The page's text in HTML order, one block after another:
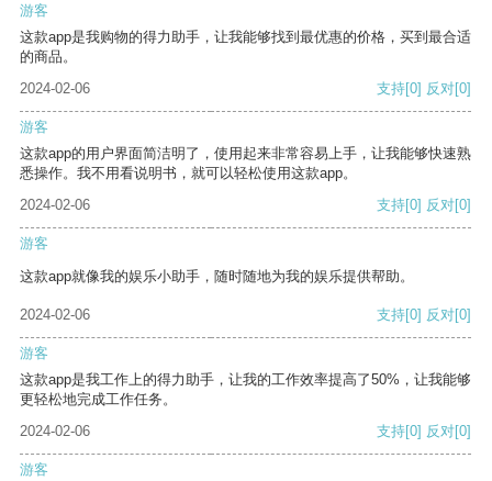
游客
这款app是我购物的得力助手，让我能够找到最优惠的价格，买到最合适
的商品。
2024-02-06
支持[0] 反对[0]
游客
这款app的用户界面简洁明了，使用起来非常容易上手，让我能够快速熟
悉操作。我不用看说明书，就可以轻松使用这款app。
2024-02-06
支持[0] 反对[0]
游客
这款app就像我的娱乐小助手，随时随地为我的娱乐提供帮助。
2024-02-06 支持[0] 反对[0]
游客
这款app是我工作上的得力助手，让我的工作效率提高了50%，让我能够
更轻松地完成工作任务。
2024-02-06
支持[0] 反对[0]
游客